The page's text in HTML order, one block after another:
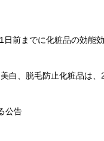
前までに化粧品の効能効
白、脱毛防止化粧品は、
公告